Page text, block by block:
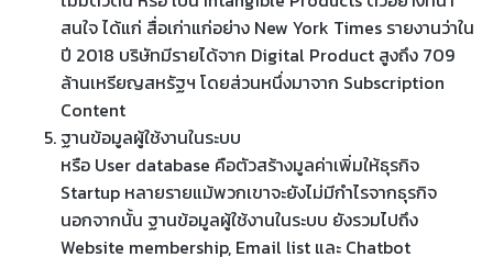
สนใจ ได้แก่ สื่อเก่าแก่อย่าง New York Times รายงานว่าใน
ปี 2018 บริษัทมีรายได้จาก Digital Product สูงถึง 709
ล้านเหรียญสหรัฐฯ โดยส่วนหนึ่งมาจาก Subscription
Content
ฐานข้อมูลผู้ใช้งานในระบบ
หรือ User database คือตัวสร้างมูลค่าเพิ่มให้ธุรกิจ
Startup หลายรายแม้พวกเขาจะยังไม่มีกำไรจากธุรกิจ
นอกจากนั้น ฐานข้อมูลผู้ใช้งานในระบบ ยังรวมไปถึง
Website membership, Email list และ Chatbot